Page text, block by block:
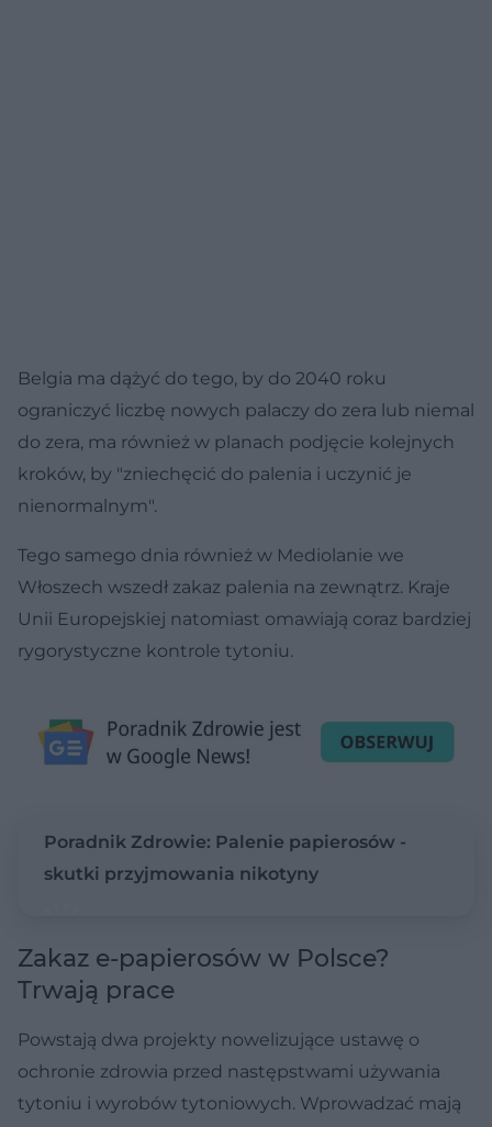
Belgia ma dążyć do tego, by do 2040 roku
ograniczyć liczbę nowych palaczy do zera lub niemal
do zera, ma również w planach podjęcie kolejnych
kroków, by "zniechęcić do palenia i uczynić je
nienormalnym".
Tego samego dnia również w Mediolanie we
Włoszech wszedł zakaz palenia na zewnątrz. Kraje
Unii Europejskiej natomiast omawiają coraz bardziej
rygorystyczne kontrole tytoniu.
Poradnik Zdrowie: Palenie papierosów -
skutki przyjmowania nikotyny
Zakaz e-papierosów w Polsce?
Trwają prace
Powstają dwa projekty nowelizujące ustawę o
ochronie zdrowia przed następstwami używania
tytoniu i wyrobów tytoniowych. Wprowadzać mają